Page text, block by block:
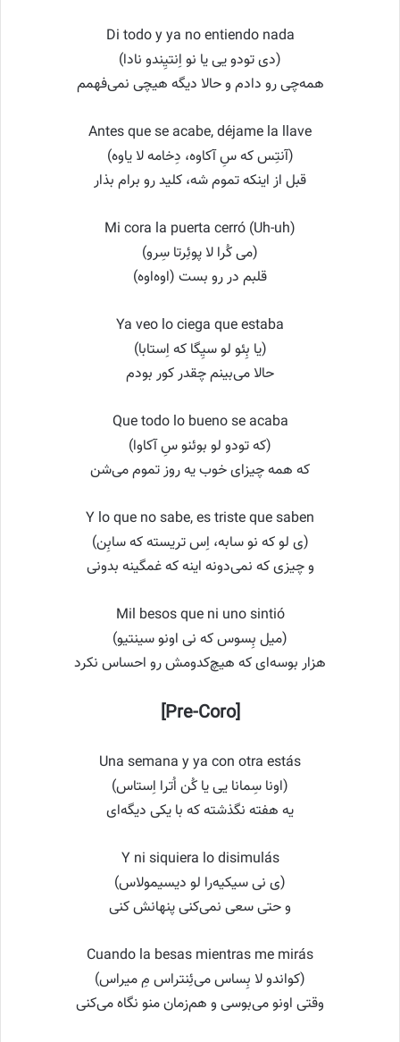
Di todo y ya no entiendo nada
(دی تودو یی یا نو اِنتیِندو نادا)
همه‌چی رو دادم و حالا دیگه هیچی نمی‌فهمم
Antes que se acabe, déjame la llave
(آنتِس که سِ آکاوه، دِخامه لا یاوه)
قبل از اینکه تموم شه، کلید رو برام بذار
Mi cora la puerta cerró (Uh-uh)
(می کُرا لا پوئِرتا سِرو)
قلبم در رو بست (اوه‌اوه)
Ya veo lo ciega que estaba
(یا بِئو لو سیِگا که اِستابا)
حالا می‌بینم چقدر کور بودم
Que todo lo bueno se acaba
(که تودو لو بوئنو سِ آکاوا)
که همه چیزای خوب یه روز تموم می‌شن
Y lo que no sabe, es triste que saben
(ی لو که نو سابه، اِس تریسته که سابِن)
و چیزی که نمی‌دونه اینه که غمگینه بدونی
Mil besos que ni uno sintió
(میل بِسوس که نی اونو سینتیو)
هزار بوسه‌ای که هیچ‌کدومش رو احساس نکرد
[Pre-Coro]
Una semana y ya con otra estás
(اونا سِمانا یی یا کُن اُترا اِستاس)
یه هفته نگذشته که با یکی دیگه‌ای
Y ni siquiera lo disimulás
(ی نی سیکیه‌را لو دیسیمولاس)
و حتی سعی نمی‌کنی پنهانش کنی
Cuando la besas mientras me mirás
(کواندو لا بِساس می‌ئِنتراس مِ میراس)
وقتی اونو می‌بوسی و هم‌زمان منو نگاه می‌کنی